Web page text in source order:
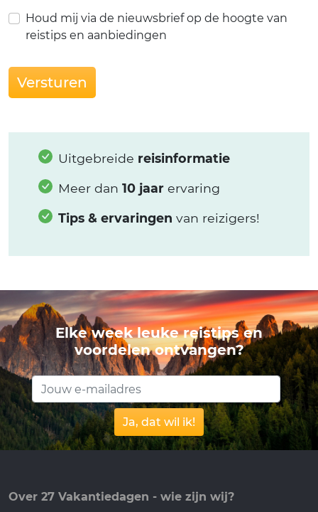
Houd mij via de nieuwsbrief op de hoogte van
reistips en aanbiedingen
Versturen
Uitgebreide reisinformatie
Meer dan 10 jaar ervaring
Tips & ervaringen van reizigers!
Elke week leuke reistips en
voordelen ontvangen?
Ja, dat wil ik!
Over 27 Vakantiedagen - wie zijn wij?